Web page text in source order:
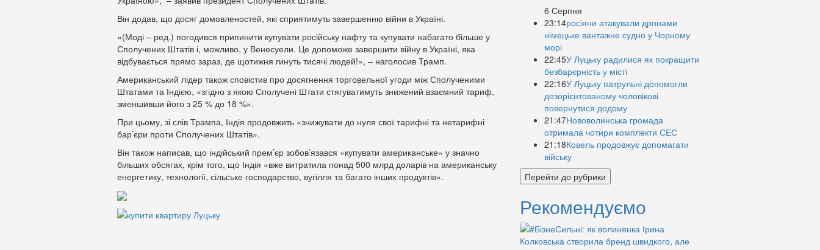
Він додав, що досяг домовленостей, які сприятимуть завершенню війни в Україні.
«(Моді – ред.) погодився припинити купувати російську нафту та купувати набагато більше у
Сполучених Штатів і, можливо, у Венесуели. Це допоможе завершити війну в Україні, яка
відбувається прямо зараз, де щотижня гинуть тисячі людей!», – наголосив Трамп.
Американський лідер також сповістив про досягнення торговельної угоди між Сполученими
Штатами та Індією, «згідно з якою Сполучені Штати стягуватимуть знижений взаємний тариф,
зменшивши його з 25 % до 18 %».
При цьому, зі слів Трампа, Індія продовжить «знижувати до нуля свої тарифні та нетарифні
бар’єри проти Сполучених Штатів».
Він також написав, що індійський прем’єр зобов’язався «купувати американське» у значно
більших обсягах, крім того, що Індія «вже витратила понад 500 млрд доларів на американську
енергетику, технології, сільське господарство, вугілля та багато інших продуктів».
6 Серпня
23:14росіяни атакували дронами
німецьке вантажне судно у Чорному
морі
22:45У Луцьку радилися як покращити
безбарєрність у місті
22:16У Луцьку патрульні допомогли
дезорієнтованому чоловікові
повернутися додому
21:47Нововолинська громада
отримала чотири комплекти СЕС
21:18Ковель продовжує допомагати
війську
Перейти до рубрики
Рекомендуємо